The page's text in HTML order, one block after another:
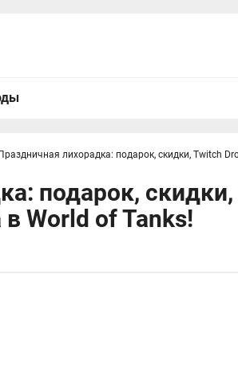
Праздничная лихорадка: подарок, скидки, Twitch
подарок,
World of Tanks!